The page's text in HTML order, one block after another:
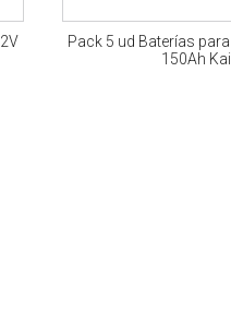
Pack 5 ud Baterías
150Ah